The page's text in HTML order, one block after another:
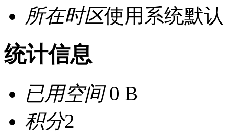
所在时区使用系统默认
统计信息
已用空间0 B
积分2